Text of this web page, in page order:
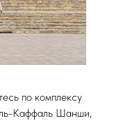
по комплексу
Каффаль Шанши,